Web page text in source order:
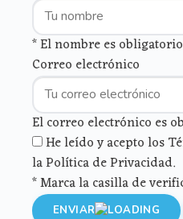
* El nombre es obligatorio
Correo electrónico
El correo electrónico es
He leído y acepto los
la Política de Privacidad.
* Marca la casilla de
ENVIAR